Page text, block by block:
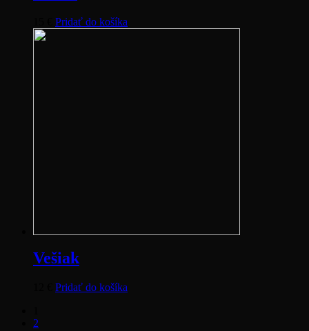
Pridať do košíka
Vešiak
Pridať do košíka
2